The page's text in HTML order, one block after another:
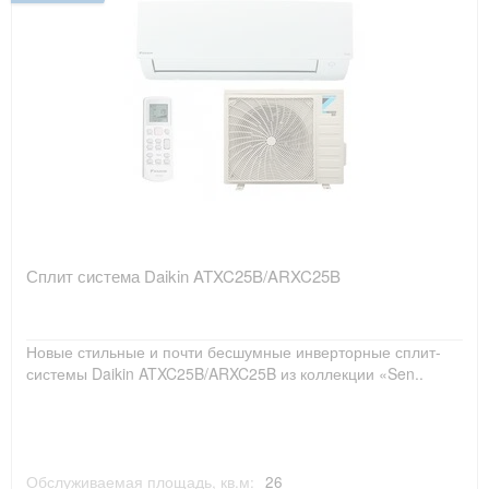
Сплит система Daikin ATXC25B/ARXC25B
Новые стильные и почти бесшумные инверторные сплит-
системы Daikin ATXC25B/ARXC25B из коллекции «Sen..
Обслуживаемая площадь, кв.м: 26